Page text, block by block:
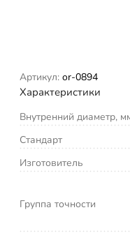
Артикул: or-0894
Характеристики
Внутренний диаметр,
Стандарт
Изготовитель
Группа точности